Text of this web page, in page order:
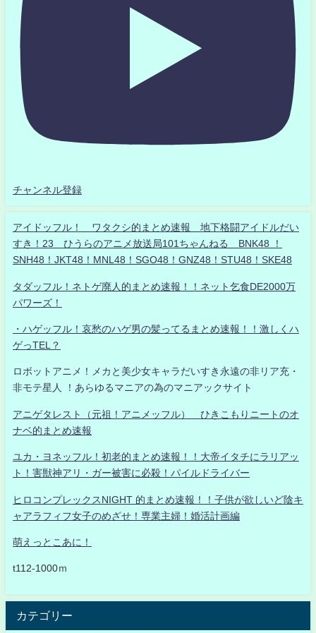
チャンネル登録
アイドッフル！ ワタクシ的まとめ速報 地下格闘アイドルだい
すき！23 ひうらのアニメ放送局101ちゃんねる BNK48 ！
SNH48！JKT48！MNL48！SGO48！GNZ48！STU48！SKE48
タダッフル！ネトゲ廃人的まとめ速報！！ネット乞食DE2000万
パワーズ！
・ハゲッフル！哀愁のハゲ男の髪ってるまとめ速報！！激しくハ
ゲっTEL？
ロボットアニメ！メカと美少女キャラだいすき永遠の非リア充・
非モテ星人 ！あらゆるマニアの為のマニアックサイト
アニゲタレスト（元祖！アニメッフル） ひきこもりニートのオ
ナベ的まとめ速報
ユカ・ヨネッフル！初老的まとめ速報！！大帝イタチにラリアッ
ト！害獣神アリ・ガー被害に必殺！パイルドライバー
ヒロコンプレックスNIGHT 的まとめ速報！！子供が欲しいど陰キ
ャアラフィフ女子のめざせ！専業主婦！婚活計画編
萌えっとこあに！
t112-1000ｍ
カテゴリー